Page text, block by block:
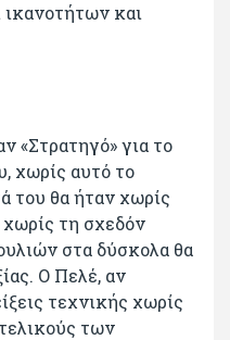
ικανοτήτων και
«Στρατηγό» για το
χωρίς αυτό το
του θα ήταν χωρίς
τη σχεδόν
στα δύσκολα θα
Ο Πελέ, αν
τεχνικής χωρίς
των